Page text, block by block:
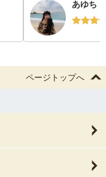
あゆち
ページトップへ